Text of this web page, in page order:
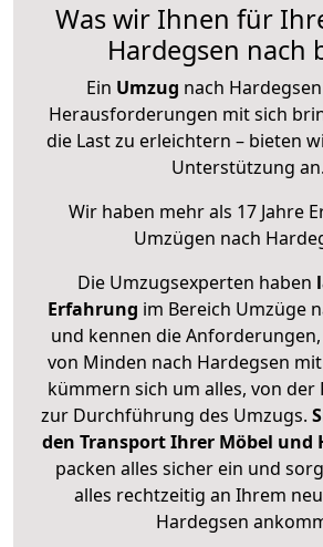
Was wir Ihnen für
Hardegsen nach
Ein Umzug nach
Herausforderungen mit sich
die Last zu erleichtern – bieten
Unterstützung an.
Wir haben mehr als 17 Jahre
Umzügen nach
Die Umzugsexperten haben
Erfahrung im Bereich Umzüge
und kennen die
von Minden nach Hardegsen
kümmern sich um alles, von der
zur Durchführung des Umzugs.
den Transport Ihrer Möbel und
packen alles sicher ein und
alles rechtzeitig an Ihrem
Hardegsen